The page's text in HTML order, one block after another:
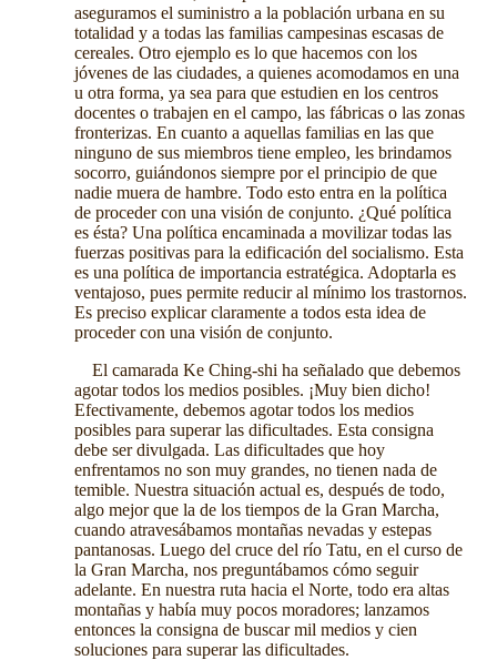
aseguramos el suministro a la población urbana en su
totalidad y a todas las familias campesinas escasas de
cereales. Otro ejemplo es lo que hacemos con los
jóvenes de las ciudades, a quienes acomodamos en una
u otra forma, ya sea para que estudien en los centros
docentes o trabajen en el campo, las fábricas o las zonas
fronterizas. En cuanto a aquellas familias en las que
ninguno de sus miembros tiene empleo, les brindamos
socorro, guiándonos siempre por el principio de que
nadie muera de hambre. Todo esto entra en la política
de proceder con una visión de conjunto. ¿Qué política
es ésta? Una política encaminada a movilizar todas las
fuerzas positivas para la edificación del socialismo. Esta
es una política de importancia estratégica. Adoptarla es
ventajoso, pues permite reducir al mínimo los trastornos.
Es preciso explicar claramente a todos esta idea de
proceder con una visión de conjunto.
El camarada Ke Ching-shi ha señalado que debemos
agotar todos los medios posibles. ¡Muy bien dicho!
Efectivamente, debemos agotar todos los medios
posibles para superar las dificultades. Esta consigna
debe ser divulgada. Las dificultades que hoy
enfrentamos no son muy grandes, no tienen nada de
temible. Nuestra situación actual es, después de todo,
algo mejor que la de los tiempos de la Gran Marcha,
cuando atravesábamos montañas nevadas y estepas
pantanosas. Luego del cruce del río Tatu, en el curso de
la Gran Marcha, nos preguntábamos cómo seguir
adelante. En nuestra ruta hacia el Norte, todo era altas
montañas y había muy pocos moradores; lanzamos
entonces la consigna de buscar mil medios y cien
soluciones para superar las dificultades.